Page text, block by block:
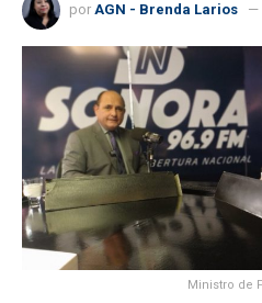
por AGN - Brenda Larios
Ministro de